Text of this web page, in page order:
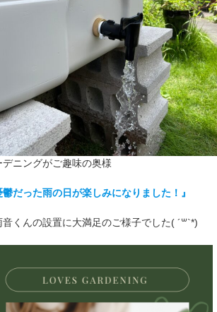
デニングがご趣味の奥様
鬱だった雨の日が楽しみになりました！』
音くんの設置に大満足のご様子でした( ´꒳`*)